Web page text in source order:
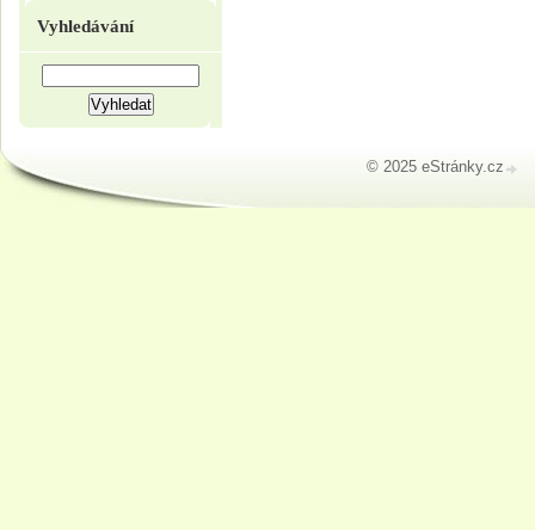
Vyhledávání
© 2025 eStránky.cz